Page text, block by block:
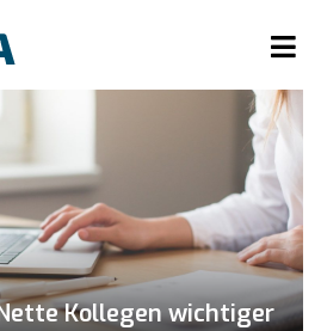
Kollegen wichtiger